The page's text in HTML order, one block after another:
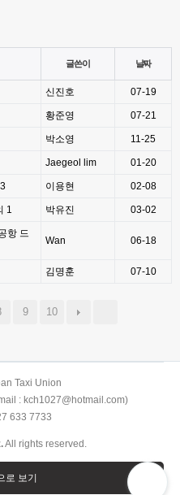
글쓴이 날짜
신진호 07-19
황준영 07-21
박소영 11-25
Jaegeol lim 01-20
3 이용현 02-08
1 박유진 03-02
항 드
Wan 06-18
김명훈 07-10
9 10
Taxi Union
: kch1027@hotmail.com)
633 7733
All rights reserved.
로 보기